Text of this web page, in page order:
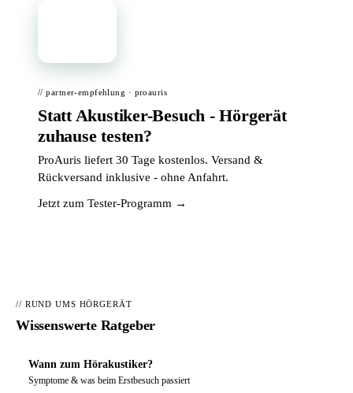
// partner-empfehlung · proauris
Statt Akustiker-Besuch - Hörgerät
zuhause testen?
ProAuris liefert 30 Tage kostenlos. Versand &
Rückversand inklusive - ohne Anfahrt.
Jetzt zum Tester-Programm →
// RUND UMS HÖRGERÄT
Wissenswerte Ratgeber
Wann zum Hörakustiker?
Symptome & was beim Erstbesuch passiert